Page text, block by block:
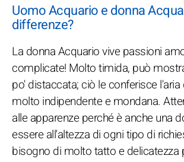
Uomo Acquario e donna
differenze?
La donna Acquario vive passioni
complicate! Molto timida, può
po' distaccata; ciò le conferisce l'aria
molto indipendente e mondana.
alle apparenze perché è anche una
essere all'altezza di ogni tipo di
bisogno di molto tatto e delicatezza